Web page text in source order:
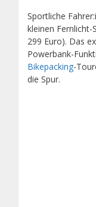
Sportliche
kleinen Fernlicht-
299 Euro). Das
Powerbank-
Bikepacking-
die Spur.